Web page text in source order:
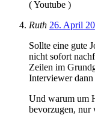
( Youtube )
Ruth 26. April
Sollte eine gute
nicht sofort
Zeilen im
Interviewer
Und warum um
bevorzugen, nur